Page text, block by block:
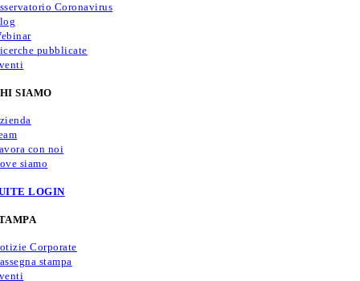
Coronavirus
pubblicate
SIAMO
con noi
siamo
LOGIN
Corporate
stampa